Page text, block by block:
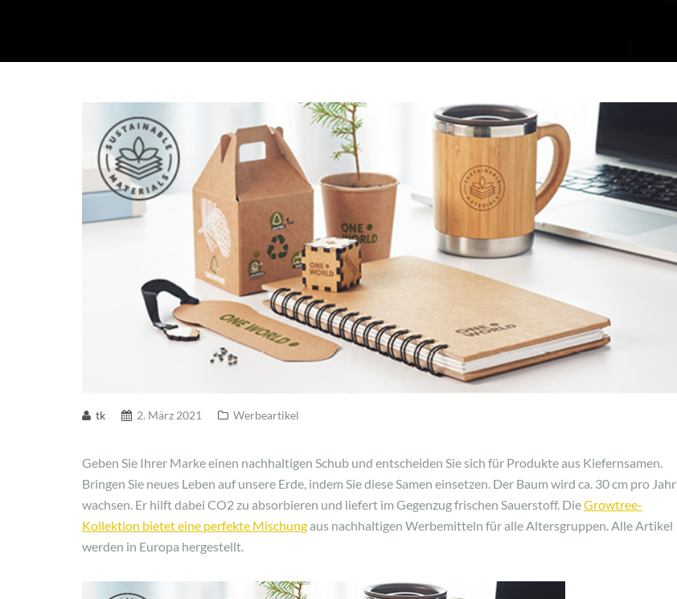
tk 2. März 2021 Werbeartikel
Geben Sie Ihrer Marke einen nachhaltigen Schub und entscheiden Sie sich für Produkte aus Kiefernsamen.
Bringen Sie neues Leben auf unsere Erde, indem Sie diese Samen einsetzen. Der Baum wird ca. 30 cm pro Jahr
wachsen. Er hilft dabei CO2 zu absorbieren und liefert im Gegenzug frischen Sauerstoff. DieGrowtree-
Kollektion bietet eine perfekte Mischungaus nachhaltigen Werbemitteln für alle Altersgruppen. Alle Artikel
werden in Europa hergestellt.